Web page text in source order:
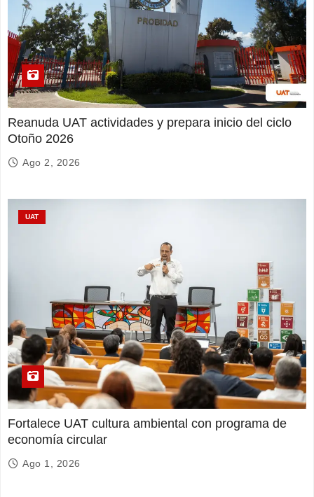
Reanuda UAT actividades y prepara inicio del ciclo
Otoño 2026
Ago 2, 2026
UAT
Fortalece UAT cultura ambiental con programa de
economía circular
Ago 1, 2026